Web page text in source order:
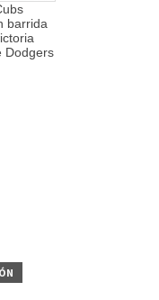
barrida
Dodgers